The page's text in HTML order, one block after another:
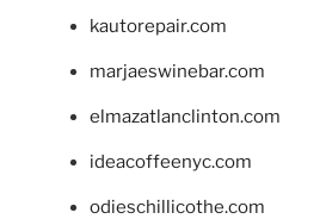
kautorepair.com
marjaeswinebar.com
elmazatlanclinton.com
ideacoffeenyc.com
odieschillicothe.com